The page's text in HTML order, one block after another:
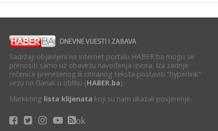
Sadržaji objavljeni na internet portalu HABER.ba mogu se
prenositi samo uz obavezu navođenja izvora. Iza zadnje
rečenice prenesenog ili citiranog teksta postaviti "hyperlink"
vezu na članak u obliku (HABER.ba).
Marketing lista klijenata koji su nam ukazali povjerenje.
ok